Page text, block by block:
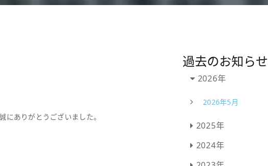
ありがとうございました。
過去のお知らせ
2026年
2026年5月
2025年
2024年